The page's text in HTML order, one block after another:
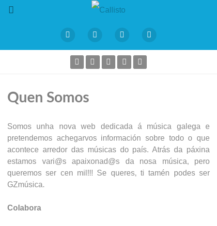
Quen Somos
Somos unha nova web dedicada á música galega e
pretendemos achegarvos información sobre todo o que
acontece arredor das músicas do país. Atrás da páxina
estamos vari@s apaixonad@s da nosa música, pero
queremos ser cen mil!!! Se queres, ti tamén podes ser
GZmúsica.
Colabora